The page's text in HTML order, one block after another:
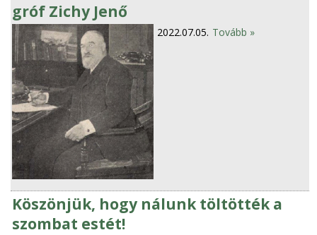
gróf Zichy Jenő
2022.07.05. Tovább »
Köszönjük, hogy nálunk töltötték a
szombat estét!